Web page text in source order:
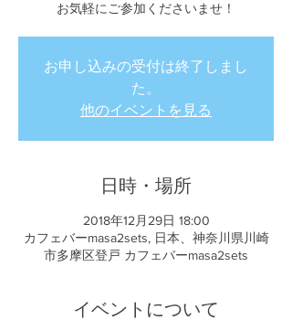
お気軽にご参加くださいませ！
お申し込みの受付は終了しまし
た。
他のイベントを見る
日時・場所
2018年12月29日 18:00
カフェバーmasa2sets, 日本、神奈川県川崎
市多摩区登戸 カフェバーmasa2sets
イベントについて